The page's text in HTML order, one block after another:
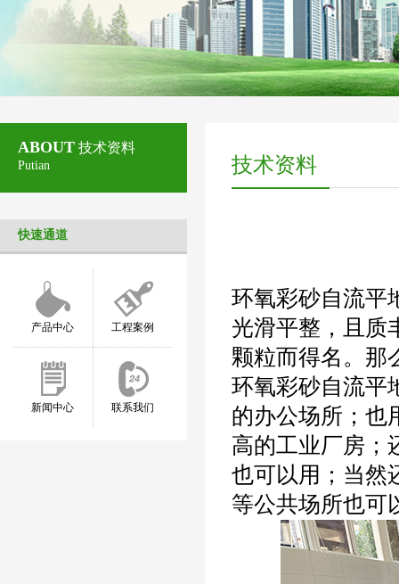
ABOUT 技术资料
Putian
快速通道
产品中心 工程案例
新闻中心 联系我们
技术资料
环氧彩砂自流平
光滑平整，且质
颗粒而得名。那
环氧彩砂自流平
的办公场所；也
高的工业厂房；
也可以用；当然
等公共场所也可